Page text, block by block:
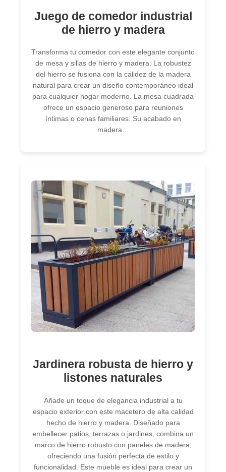
Juego de comedor industrial
de hierro y madera
Transforma tu comedor con este elegante conjunto
de mesa y sillas de hierro y madera. La robustez
del hierro se fusiona con la calidez de la madera
natural para crear un diseño contemporáneo ideal
para cualquier hogar moderno. La mesa cuadrada
ofrece un espacio generoso para reuniones
íntimas o cenas familiares. Su acabado en
madera…
Jardinera robusta de hierro y
listones naturales
Añade un toque de elegancia industrial a tu
espacio exterior con este macetero de alta calidad
hecho de hierro y madera. Diseñado para
embellecer patios, terrazas o jardines, combina un
marco de hierro robusto con paneles de madera,
ofreciendo una fusión perfecta de estilo y
funcionalidad. Este mueble es ideal para crear un